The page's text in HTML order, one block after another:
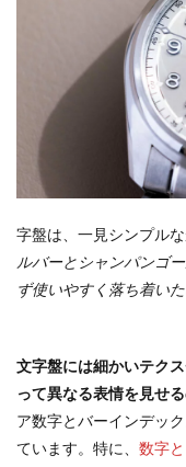
字盤は、一見シンプル
ルバーとシャンパンゴ
ず使いやすく落ち着い
文字盤には細かいテク
って異なる表情を見せ
ア数字とバーインデッ
ています。特に、 数字